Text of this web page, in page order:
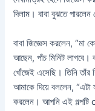
দিলাম। বাবা বুঝতে
বাবা জিজ্ঞেস করলেন, “মা
আছেন, পাঁচ মিনিট
খোঁজেই এসেছি। তিনি তাঁর
আমাকে দিয়ে বললেন,
করলেন। আপনি এই